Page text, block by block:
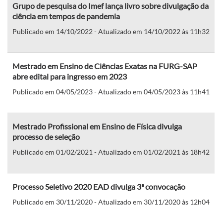
Grupo de pesquisa do Imef lança livro sobre divulgação da
ciência em tempos de pandemia
Publicado em 14/10/2022 - Atualizado em 14/10/2022 às 11h32
Mestrado em Ensino de Ciências Exatas na FURG-SAP
abre edital para ingresso em 2023
Publicado em 04/05/2023 - Atualizado em 04/05/2023 às 11h41
Mestrado Profissional em Ensino de Física divulga
processo de seleção
Publicado em 01/02/2021 - Atualizado em 01/02/2021 às 18h42
Processo Seletivo 2020 EAD divulga 3ª convocação
Publicado em 30/11/2020 - Atualizado em 30/11/2020 às 12h04